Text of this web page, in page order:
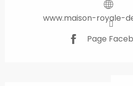
www.maison-royale-
Page